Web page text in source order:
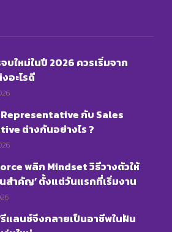
บใหม่ในปี 2026 ควรเริ่มจาก
อะไรดี
กับ Sales
ต่างกันอย่างไร ?
พลิก Mindset วิธีวางตัวให้
นสำคัญ’ ตั้งแต่วันแรกที่เริ่มงาน
แลนซ์จึงกลายเป็นอาชีพในฝัน